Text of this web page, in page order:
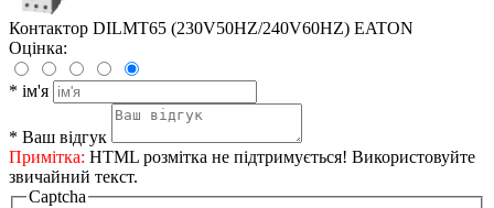
Контактор DILMT65 (230V50HZ/240V60HZ) EATON
Оцінка:
* ім'я
* Ваш відгук
Примітка: HTML розмітка не підтримується! Використовуйте
звичайний текст.
Captcha